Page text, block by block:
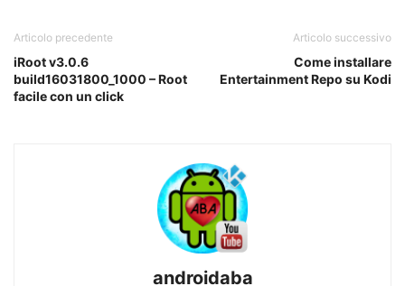
Articolo precedente
iRoot v3.0.6
build16031800_1000 – Root
facile con un click
Articolo successivo
Come installare
Entertainment Repo su Kodi
androidaba